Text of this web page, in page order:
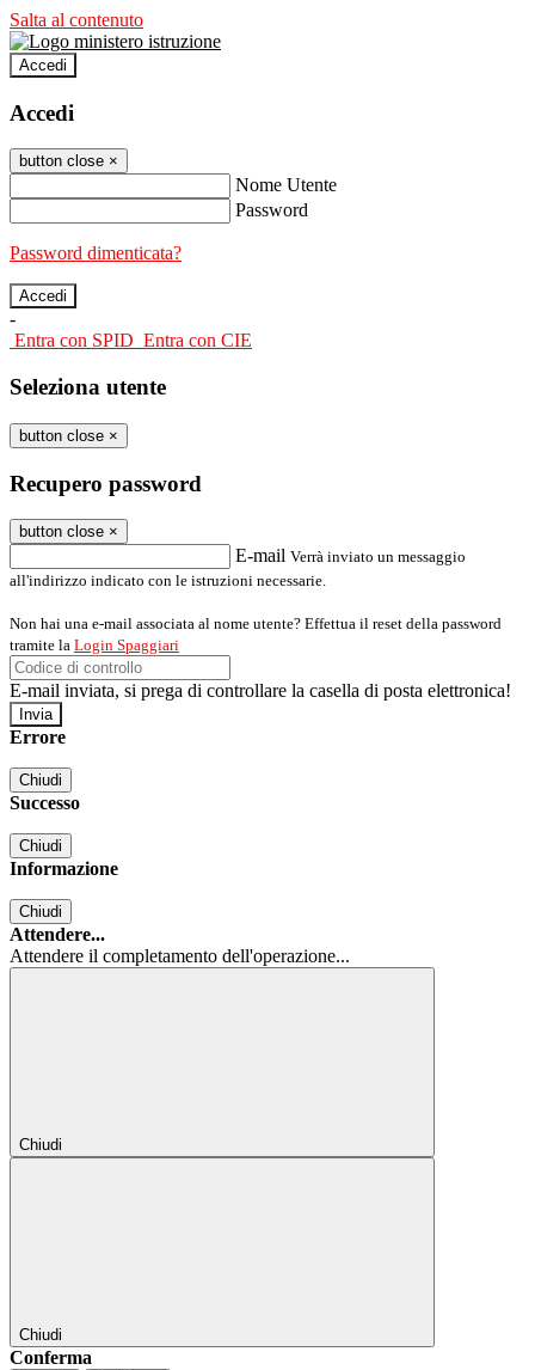
Salta al contenuto
Accedi
Accedi
button close ×
Nome Utente
Password
Password dimenticata?
-
Entra con SPID Entra con CIE
Seleziona utente
button close ×
Recupero password
button close ×
E-mail Verrà inviato un messaggio
all'indirizzo indicato con le istruzioni necessarie.
Non hai una e-mail associata al nome utente? Effettua il reset della password
tramite la Login Spaggiari
E-mail inviata, si prega di controllare la casella di posta elettronica!
Errore
Chiudi
Successo
Chiudi
Informazione
Chiudi
Attendere...
Attendere il completamento dell'operazione...
Chiudi
Chiudi
Conferma